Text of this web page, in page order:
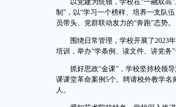
以党建为统领，学校在“一融双高”
制”，以“学习一个榜样、培养一支队
员带头、党群联动发力的“奔跑”态势。
围绕日常管理，学校开展了2023年
培训，举办“学条例、读文件、讲党务
抓好思政“金课”，学校坚持校领导
课课堂革命案例5个。聘请校外教学名
人。